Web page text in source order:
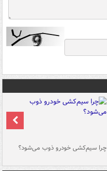
چرا سیم‌کشی خودرو ذوب می‌شود؟